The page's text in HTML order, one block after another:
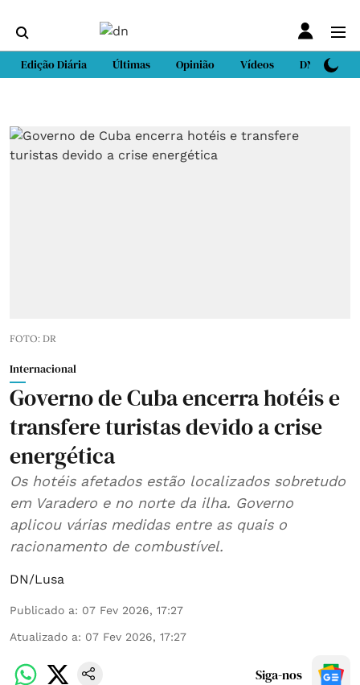
Edição Diária Últimas Opinião Vídeos DN Sport
FOTO: DR
Internacional
Governo de Cuba encerra hotéis e
transfere turistas devido a crise
energética
Os hotéis afetados estão localizados sobretudo
em Varadero e no norte da ilha. Governo
aplicou várias medidas entre as quais o
racionamento de combustível.
DN/Lusa
Publicado a: 07 Fev 2026, 17:27
Atualizado a: 07 Fev 2026, 17:27
Siga-nos